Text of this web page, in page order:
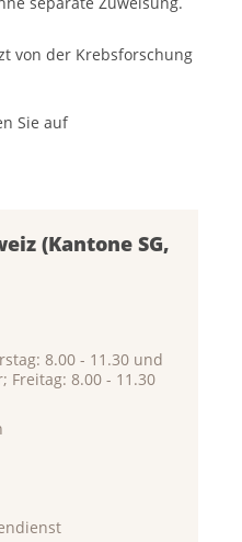
von der Krebsforschung
Sie auf
(Kantone SG,
8.00 - 11.30 und
Freitag: 8.00 - 11.30